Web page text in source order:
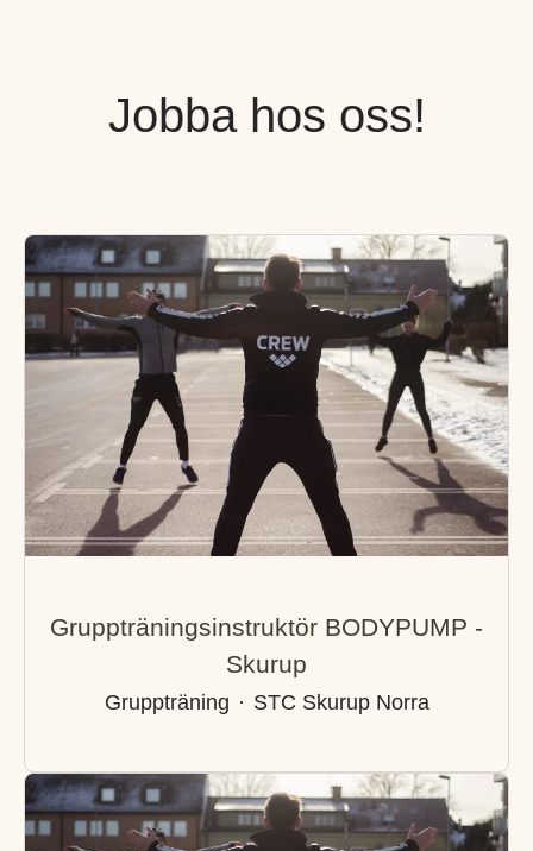
Jobba hos oss!
Gruppträningsinstruktör BODYPUMP -
Skurup
Gruppträning · STC Skurup Norra